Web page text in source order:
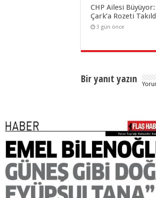
CHP Ailesi
Çark’a Rozeti
3 gün önce
Bir yanıt yazın